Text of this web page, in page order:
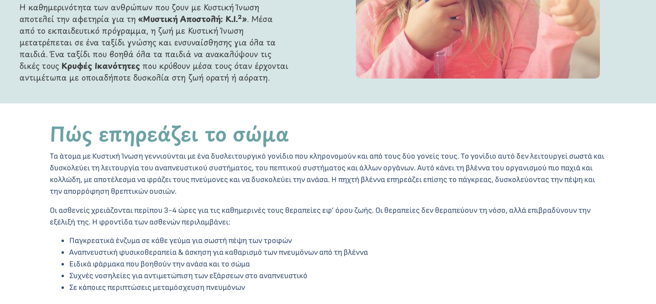
Η καθημερινότητα των ανθρώπων που ζουν με Κυστική Ίνωση
αποτελεί την αφετηρία για τη«Μυστική Αποστολή: Κ.Ι.²». Μέσα
από το εκπαιδευτικό πρόγραμμα, η ζωή με Κυστική Ίνωση
μετατρέπεται σε ένα ταξίδι γνώσης και ενσυναίσθησης για όλα τα
παιδιά. Ένα ταξίδι που βοηθά όλα τα παιδιά να ανακαλύψουν τις
δικές τους Κρυφές Ικανότητεςπου κρύβουν μέσα τους όταν έρχονται
αντιμέτωπα με οποιαδήποτε δυσκολία στη ζωή ορατή ή αόρατη.
Πώς επηρεάζει το σώμα
Τα άτομα με Κυστική Ίνωση γεννιούνται με ένα δυσλειτουργικό γονίδιο που κληρονομούν και από τους δύο γονείς τους. Το γονίδιο αυτό δεν λειτουργεί σωστά και
δυσκολεύει τη λειτουργία του αναπνευστικού συστήματος, του πεπτικού συστήματος και άλλων οργάνων. Αυτό κάνει τη βλέννα του οργανισμού πιο παχιά και
κολλώδη, με αποτέλεσμα να φράζει τους πνεύμονες και να δυσκολεύει την ανάσα. Η πηχτή βλέννα επηρεάζει επίσης το πάγκρεας, δυσκολεύοντας την πέψη και
την απορρόφηση θρεπτικών ουσιών.
Οι ασθενείς χρειάζονται περίπου 3-4 ώρες για τις καθημερινές τους θεραπείες εφ’ όρου ζωής. Οι θεραπείες δεν θεραπεύουν τη νόσο, αλλά επιβραδύνουν την
εξέλιξή της. Η φροντίδα των ασθενών περιλαμβάνει:
Παγκρεατικά ένζυμα σε κάθε γεύμα για σωστή πέψη των τροφών
Αναπνευστική φυσικοθεραπεία & άσκηση για καθαρισμό των πνευμόνων από τη βλέννα
Ειδικά φάρμακα που βοηθούν την ανάσα και το σώμα
Συχνές νοσηλείες για αντιμετώπιση των εξάρσεων στο αναπνευστικό
Σε κάποιες περιπτώσεις μεταμόσχευση πνευμόνων